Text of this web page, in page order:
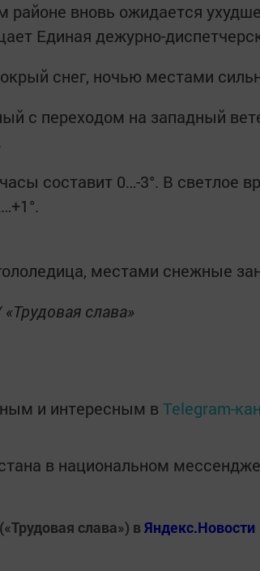
районе вновь ожидается
Единая дежурно-
снег, ночью местами
с переходом на западный
составит 0…-3°. В светлое
местами снежные
слава»
и интересным в Telegram-
в национальном
слава») вЯндекс.Новости